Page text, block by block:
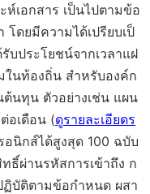
ห์เอกสาร เป็นไปตามข้อ
ดยมีความได้เปรียบเป็
บประโยชน์จากเวลาแฝ
ในท้องถิ่น สำหรับองค์ก
นทุน ตัวอย่างเช่น แผน
อเดือน (ดูรายละเอียดร
อนิกส์ได้สูงสุด 100 ฉบับ
ธิ์ผ่านรหัสการเข้าถึง ก
บัติตามข้อกำหนด ผสา